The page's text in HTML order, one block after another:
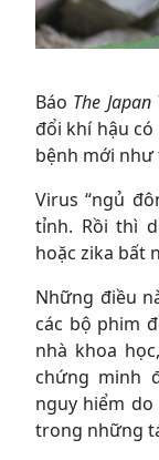
Báo The Japan
đổi khí hậu
bệnh mới như
Virus “ngủ
tỉnh. Rồi thì
hoặc zika bất
Những điều
các bộ phim
nhà khoa
chứng minh
nguy hiểm
trong những